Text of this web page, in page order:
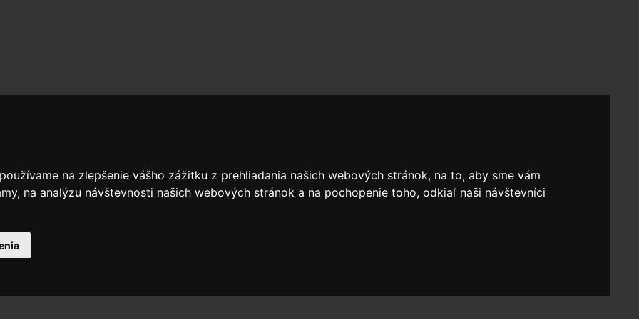
na zlepšenie vášho zážitku z prehliadania našich webových stránok, na to, aby sme vám
na analýzu návštevnosti našich webových stránok a na pochopenie toho, odkiaľ naši návštevníci